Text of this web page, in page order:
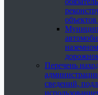
Перечень
сведений,